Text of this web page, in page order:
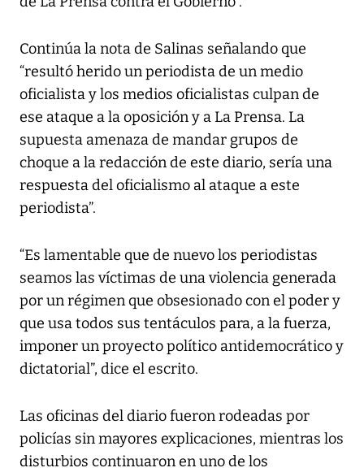
Continúa la nota de Salinas señalando que
“resultó herido un periodista de un medio
oficialista y los medios oficialistas culpan de
ese ataque a la oposición y a La Prensa. La
supuesta amenaza de mandar grupos de
choque a la redacción de este diario, sería una
respuesta del oficialismo al ataque a este
periodista”.
“Es lamentable que de nuevo los periodistas
seamos las víctimas de una violencia generada
por un régimen que obsesionado con el poder y
que usa todos sus tentáculos para, a la fuerza,
imponer un proyecto político antidemocrático y
dictatorial”, dice el escrito.
Las oficinas del diario fueron rodeadas por
policías sin mayores explicaciones, mientras los
disturbios continuaron en uno de los